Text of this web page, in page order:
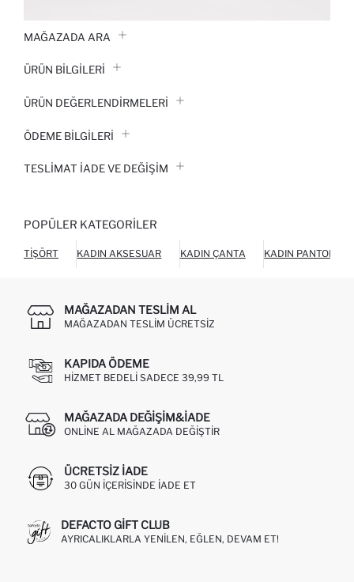
MAĞAZADA ARA
ÜRÜN BILGILERI
ÜRÜN DEĞERLENDİRMELERİ
ÖDEME BİLGİLERİ
TESLIMAT İADE VE DEĞIŞIM
POPÜLER KATEGORILER
TIŞÖRT KADIN AKSESUAR KADIN ÇANTA KADIN PANTOLON
MAĞAZADAN TESLIM AL
MAĞAZADAN TESLIM ÜCRETSIZ
KAPIDA ÖDEME
HIZMET BEDELI SADECE 39,99 TL
MAĞAZADA DEĞIŞIM&İADE
ONLINE AL MAĞAZADA DEĞIŞTIR
ÜCRETSIZ IADE
30 GÜN IÇERISINDE IADE ET
DEFACTO GIFT CLUB
AYRICALIKLARLA YENILEN, EĞLEN, DEVAM ET!